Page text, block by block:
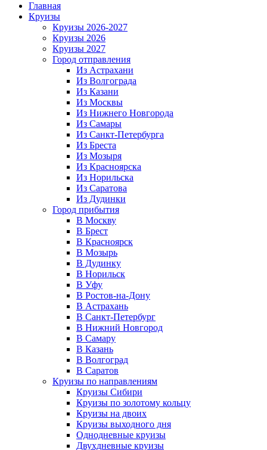
Главная
Круизы
Круизы 2026-2027
Круизы 2026
Круизы 2027
Город отправления
Из Астрахани
Из Волгограда
Из Казани
Из Москвы
Из Нижнего Новгорода
Из Самары
Из Санкт-Петербурга
Из Бреста
Из Мозыря
Из Красноярска
Из Норильска
Из Саратова
Из Дудинки
Город прибытия
В Москву
В Брест
В Красноярск
В Мозырь
В Дудинку
В Норильск
В Уфу
В Ростов-на-Дону
В Астрахань
В Санкт-Петербург
В Нижний Новгород
В Самару
В Казань
В Волгоград
В Саратов
Круизы по направлениям
Круизы Сибири
Круизы по золотому кольцу
Круизы на двоих
Круизы выходного дня
Однодневные круизы
Двухдневные круизы